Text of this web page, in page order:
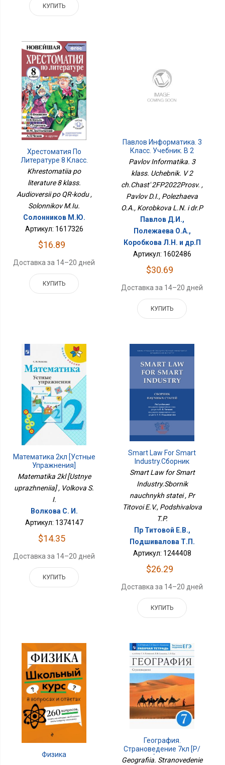
КУПИТЬ
Хрестоматия По
Литературе 8 Класс.
Аудиоверсии По QR-
Khrestomatiia po
literature 8 klass.
Audioversii po QR-kodu ,
Solonnikov M.Iu.
Солонников М.Ю.
Артикул: 1617326
$16.89
Доставка за 14–20 дней
КУПИТЬ
Павлов Информатика. 3
Класс. Учебник. В 2
Ч.Часть 2ФП2022Просв.
Pavlov Informatika. 3
klass. Uchebnik. V 2
ch.Chast' 2FP2022Prosv. ,
Pavlov D.I., Polezhaeva
O.A., Korobkova L.N. i dr.P
Павлов Д.И.,
Полежаева О.А.,
Коробкова Л.Н. и др.П
Артикул: 1602486
$30.69
Доставка за 14–20 дней
КУПИТЬ
Математика 2кл [Устные
Упражнения]
Matematika 2kl [Ustnye
uprazhneniia] , Volkova S.
I.
Волкова С. И.
Артикул: 1374147
$14.35
Доставка за 14–20 дней
КУПИТЬ
Smart Law For Smart
Industry.Сборник
Научных Статей
Smart Law for Smart
Industry.Sbornik
nauchnykh statei , Pr
Titovoi E.V., Podshivalova
T.P.
Пр Титовой Е.В.,
Подшивалова Т.П.
Артикул: 1244408
$26.29
Доставка за 14–20 дней
КУПИТЬ
Физика
География.
Страноведение 7кл [Р/
Т+ЕГЭ] Вертикаль
Geografiia. Stranovedenie